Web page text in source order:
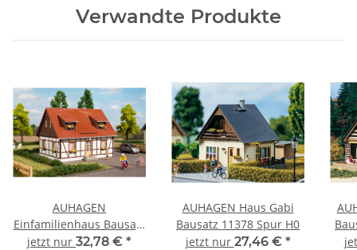
Verwandte Produkte
AUHAGEN
Einfamilienhaus Bausatz
11453 Spur H0
jetzt nur 32,78 € *
AUHAGEN Haus Gabi
Bausatz 11378 Spur H0
jetzt nur 27,46 € *